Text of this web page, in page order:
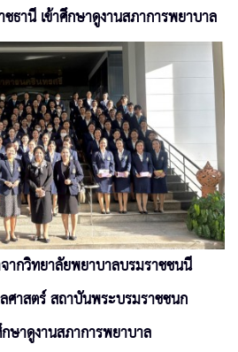
ธานี เข้าศึกษาดูงานสภาการพยาบาล
กวิทยาลัยพยาบาลบรมราชชนนี
าสตร์ สถาบันพระบรมราชชนก
ษาดูงานสภาการพยาบาล